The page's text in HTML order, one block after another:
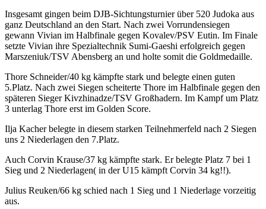
Insgesamt gingen beim DJB-Sichtungsturnier über 520 Judoka aus
ganz Deutschland an den Start. Nach zwei Vorrundensiegen
gewann Vivian im Halbfinale gegen Kovalev/PSV Eutin. Im Finale
setzte Vivian ihre Spezialtechnik Sumi-Gaeshi erfolgreich gegen
Marszeniuk/TSV Abensberg an und holte somit die Goldmedaille.
Thore Schneider/40 kg kämpfte stark und belegte einen guten
5.Platz. Nach zwei Siegen scheiterte Thore im Halbfinale gegen den
späteren Sieger Kivzhinadze/TSV Großhadern. Im Kampf um Platz
3 unterlag Thore erst im Golden Score.
Ilja Kacher belegte in diesem starken Teilnehmerfeld nach 2 Siegen
uns 2 Niederlagen den 7.Platz.
Auch Corvin Krause/37 kg kämpfte stark. Er belegte Platz 7 bei 1
Sieg und 2 Niederlagen( in der U15 kämpft Corvin 34 kg!!).
Julius Reuken/66 kg schied nach 1 Sieg und 1 Niederlage vorzeitig
aus.